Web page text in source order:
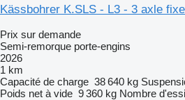
Kässbohrer K.SLS - L3 - 3 axle
Prix sur demande
Semi-remorque porte-engins
2026
1 km
Capacité de charge 38 640 kg
Poids net à vide 9 360 kg Nombre